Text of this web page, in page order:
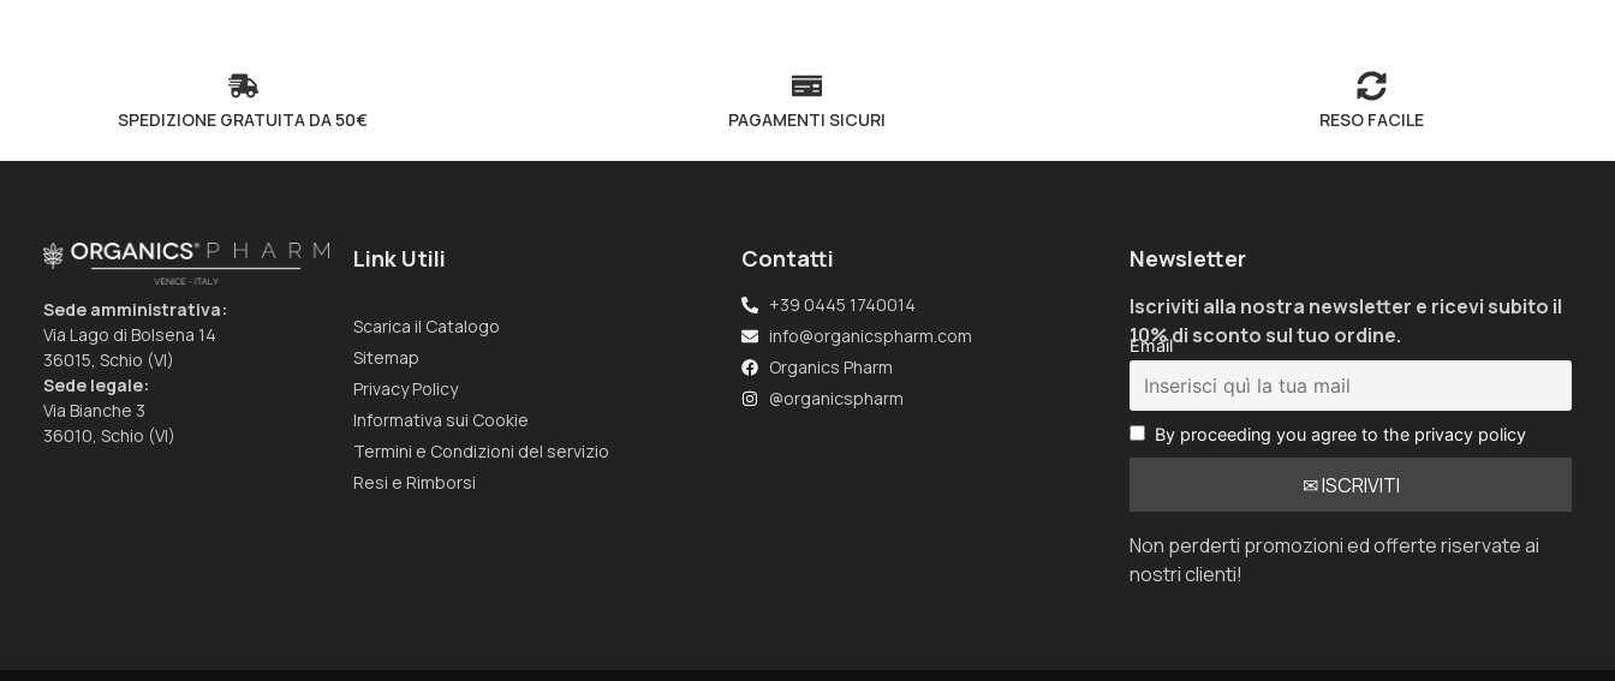
SPEDIZIONE GRATUITA DA 50€ PAGAMENTI SICURI RESO FACILE
Sede amministrativa:
Via Lago di Bolsena 14
36015, Schio (VI)
Sede legale:
Via Bianche 3
36010, Schio (VI)
Link Utili
Scarica il Catalogo
Sitemap
Privacy Policy
Informativa sui Cookie
Termini e Condizioni del servizio
Resi e Rimborsi
Contatti
+39 0445 1740014
info@organicspharm.com
Organics Pharm
@organicspharm
Newsletter
Iscriviti alla nostra newsletter e ricevi subito il
10% di sconto sul tuo ordine.
Email
By proceeding you agree to the privacy policy
Non perderti promozioni ed offerte riservate ai
nostri clienti!